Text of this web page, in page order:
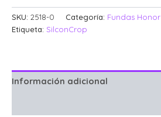
SKU: 2518-0 Categoría: Fundas Honor
Etiqueta: SilconCrop
Información adicional